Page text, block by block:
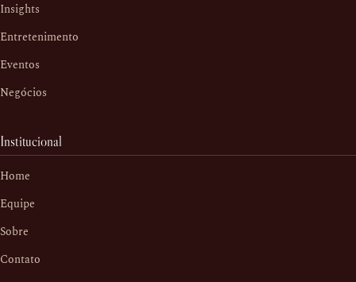
Insights
Entretenimento
Eventos
Negócios
Institucional
Home
Equipe
Sobre
Contato